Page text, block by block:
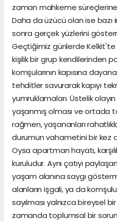
zaman mahkeme
Daha da üzücü olan ise bazı
sonra gerçek yüzlerini
Geçtiğimiz günlerde
kişilik bir grup kendilerinden
komşularının kapısına
tehditler savurarak kapıyı
yumruklamaları. Üstelik
yaşanmış olması ve ortada
rağmen, yaşananları
durumun vahametini bir kez
Oysa apartman hayatı,
kuruludur. Aynı çatıyı
yaşam alanına saygı
alanların işgali, ya da
sayılması yalnızca bireysel
zamanda toplumsal bir